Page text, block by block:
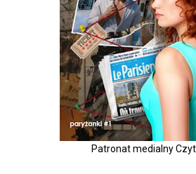
Patronat medialny